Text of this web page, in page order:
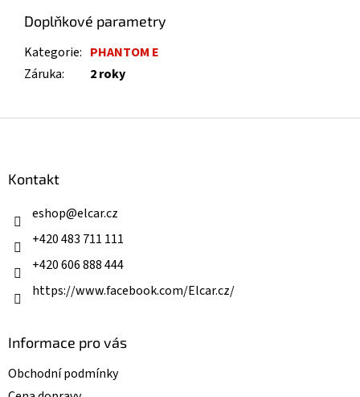
Doplňkové parametry
Kategorie: PHANTOM E
Záruka: 2 roky
Kontakt
eshop@elcar.cz
+420 483 711 111
+420 606 888 444
https://www.facebook.com/Elcar.cz/
Informace pro vás
Obchodní podmínky